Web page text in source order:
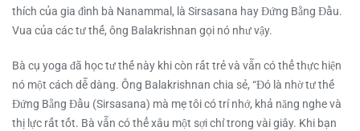
thích của gia đình bà Nanammal, là Sirsasana hay Đứng Bằng Đầu.
Vua của các tư thế, ông Balakrishnan gọi nó như vậy.
Bà cụ yoga đã học tư thế này khi còn rất trẻ và vẫn có thể thực hiện
nó một cách dễ dàng. Ông Balakrishnan chia sẻ, “Đó là nhờ tư thế
Đứng Bằng Đầu (Sirsasana) mà mẹ tôi có trí nhớ, khả năng nghe và
thị lực rất tốt. Bà vẫn có thể xâu một sợi chỉ trong vài giây. Khi bạn